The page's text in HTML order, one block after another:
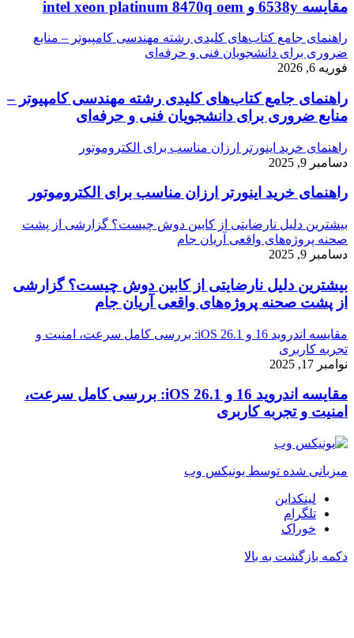
مقایسه 6538y و intel xeon platinum 8470q oem
راهنمای جامع کتاب‌های کلیدی رشته مهندسی کامپیوتر – منابع
ضروری برای دانشجویان فنی و حرفه‌ای
فوریه 6, 2026
راهنمای جامع کتاب‌های کلیدی رشته مهندسی کامپیوتر –
منابع ضروری برای دانشجویان فنی و حرفه‌ای
راهنمای خرید اینورتر ارزان مناسب برای الکتروموتور
دسامبر 9, 2025
راهنمای خرید اینورتر ارزان مناسب برای الکتروموتور
بیشترین دلیل نارضایتی از کابین دوش چیست؟ گزارشی از پشت
صحنه پروژه‌های واقعی آریان جام
دسامبر 9, 2025
بیشترین دلیل نارضایتی از کابین دوش چیست؟ گزارشی
از پشت صحنه پروژه‌های واقعی آریان جام
مقایسه اندروید 16 و iOS 26.1: بررسی کامل سرعت، امنیت و
تجربه کاربری
نوامبر 17, 2025
مقایسه اندروید 16 و iOS 26.1: بررسی کامل سرعت،
امنیت و تجربه کاربری
میزبانی شده توسط یونیکس وب
لینکداین
تلگرام
خوراک
دکمه بازگشت به بالا